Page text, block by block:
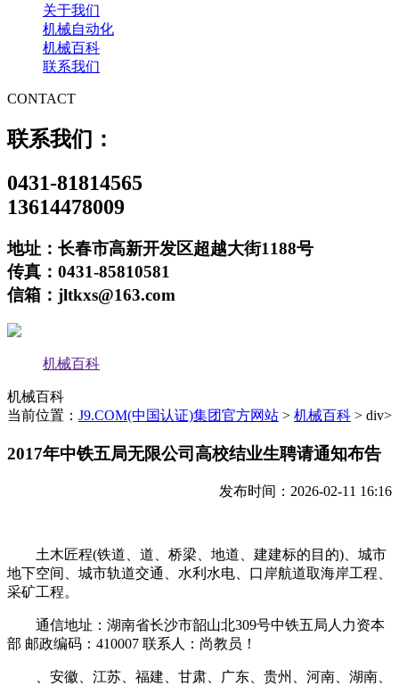
关于我们
机械自动化
机械百科
联系我们
CONTACT
联系我们：
0431-81814565
13614478009
地址：长春市高新开发区超越大街1188号
传真：0431-85810581
信箱：jltkxs@163.com
机械百科
机械百科
当前位置： J9.COM(中国认证)集团官方网站 > 机械百科 > div>
2017年中铁五局无限公司高校结业生聘请通知布告
发布时间：2026-02-11 16:16
土木匠程(铁道、道、桥梁、地道、建建标的目的)、城市
地下空间、城市轨道交通、水利水电、口岸航道取海岸工程、
采矿工程。
通信地址：湖南省长沙市韶山北309号中铁五局人力资本
部 邮政编码：410007 联系人：尚教员！
、安徽、江苏、福建、甘肃、广东、贵州、河南、湖南、